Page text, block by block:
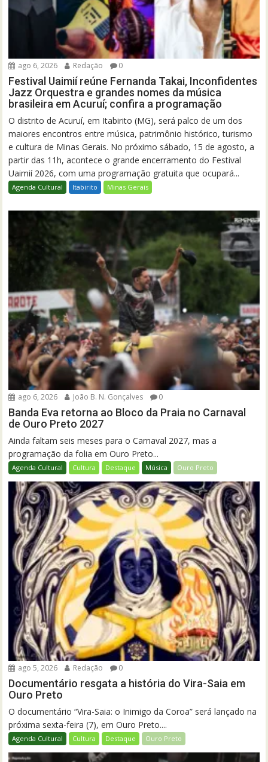
ago 6, 2026 Redação 0
Festival Uaimií reúne Fernanda Takai, Inconfidentes
Jazz Orquestra e grandes nomes da música
brasileira em Acuruí; confira a programação
O distrito de Acuruí, em Itabirito (MG), será palco de um dos
maiores encontros entre música, patrimônio histórico, turismo
e cultura de Minas Gerais. No próximo sábado, 15 de agosto, a
partir das 11h, acontece o grande encerramento do Festival
Uaimií 2026, com uma programação gratuita que ocupará...
Agenda Cultural Itabirito Minas Gerais
ago 6, 2026 João B. N. Gonçalves 0
Banda Eva retorna ao Bloco da Praia no Carnaval
de Ouro Preto 2027
Ainda faltam seis meses para o Carnaval 2027, mas a
programação da folia em Ouro Preto...
Agenda Cultural Cultura Destaque Música Ouro Preto
ago 5, 2026 Redação 0
Documentário resgata a história do Vira-Saia em
Ouro Preto
O documentário “Vira-Saia: o Inimigo da Coroa” será lançado na
próxima sexta-feira (7), em Ouro Preto....
Agenda Cultural Cultura Destaque Ouro Preto